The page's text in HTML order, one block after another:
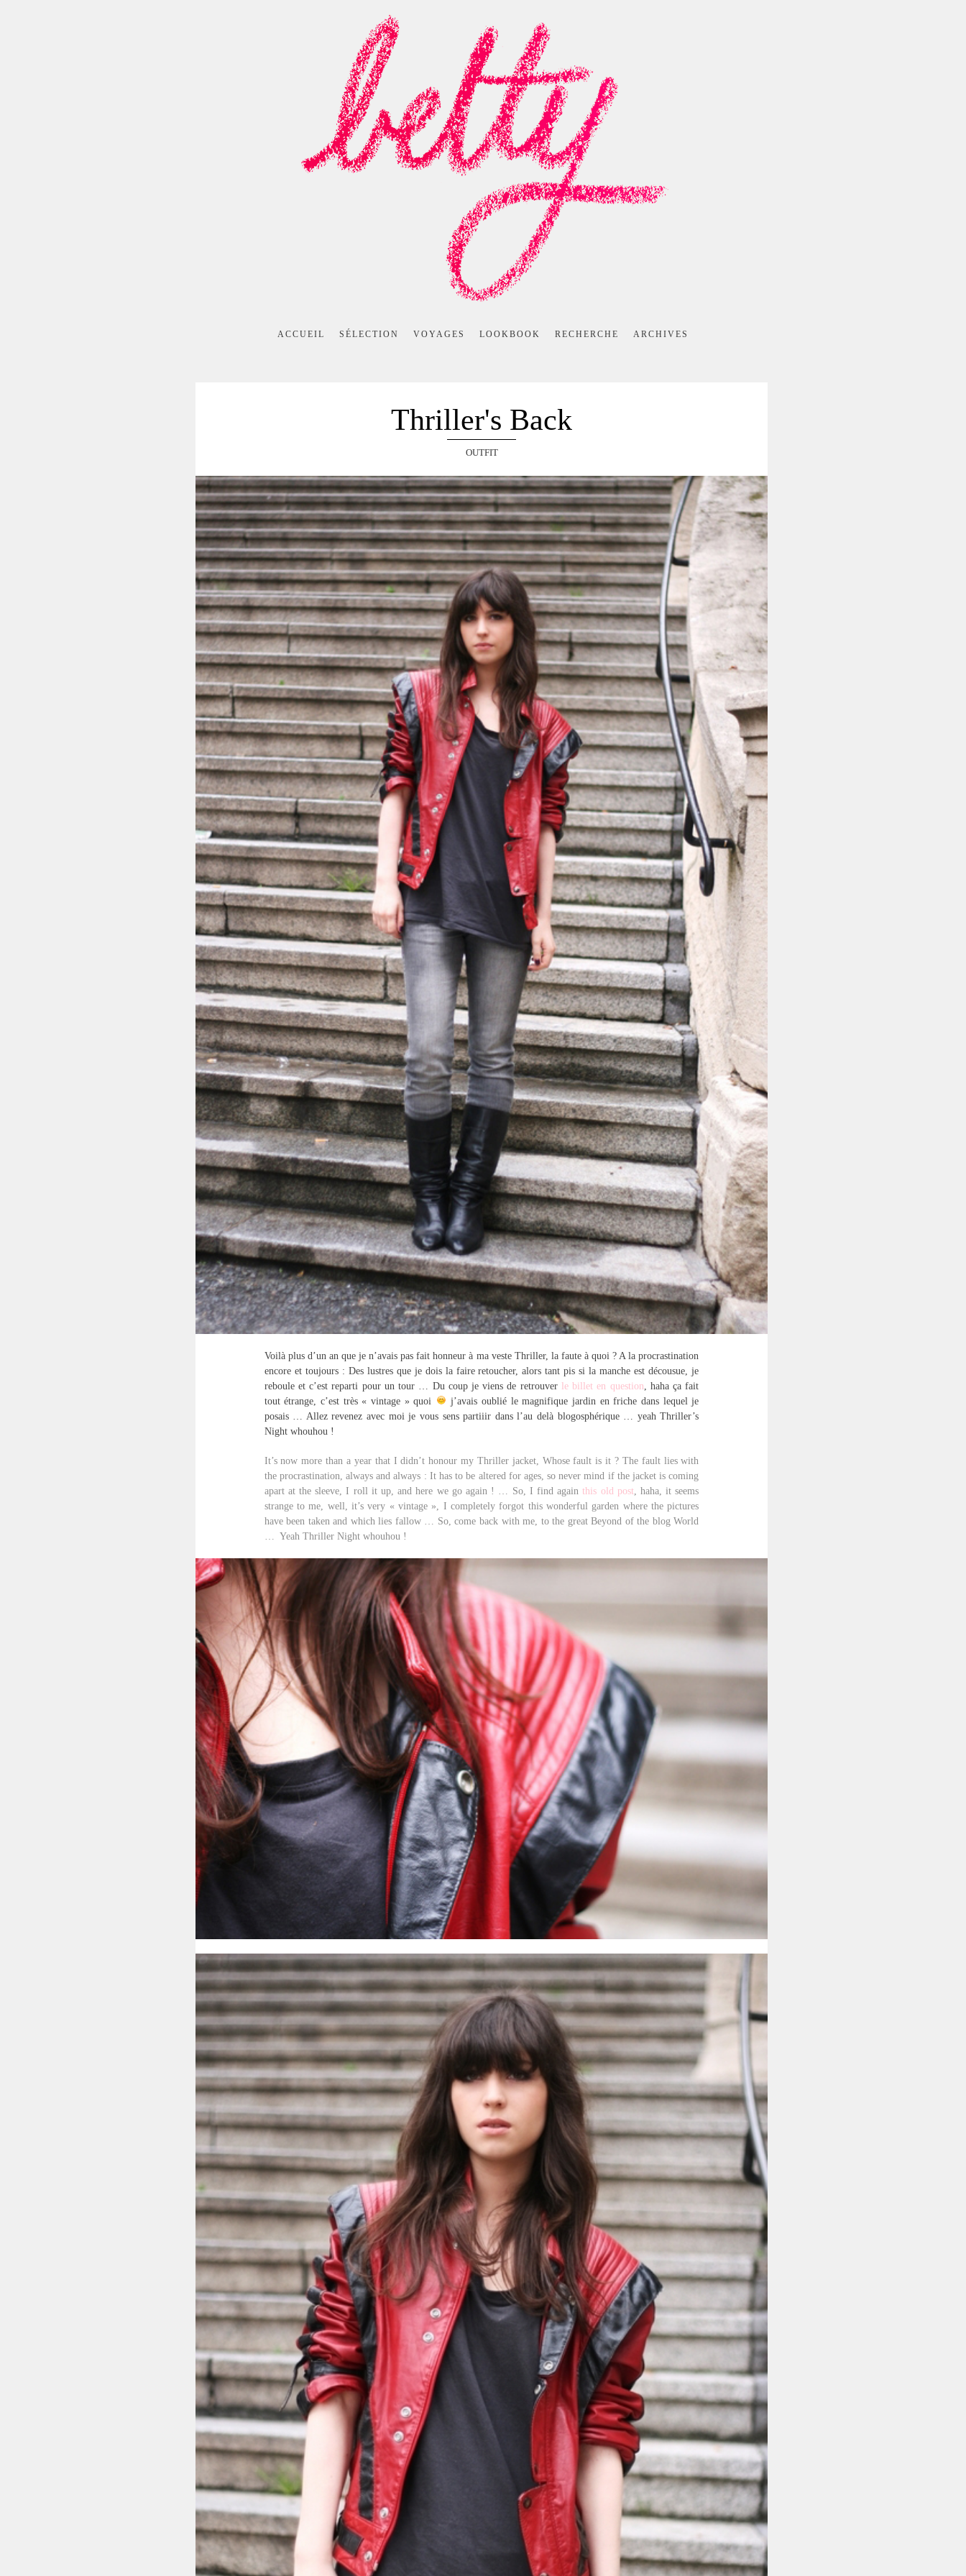
ACCUEIL SÉLECTION VOYAGES LOOKBOOK RECHERCHE ARCHIVES
Thriller's Back
OUTFIT
Voilà plus d’un an que je n’avais pas fait honneur à ma veste Thriller, la faute à quoi ? A la procrastination
encore et toujours : Des lustres que je dois la faire retoucher, alors tant pis si la manche est décousue, je
reboule et c’est reparti pour un tour … Du coup je viens de retrouver le billet en question, haha ça fait
tout étrange, c’est très « vintage » quoi
j’avais oublié le magnifique jardin en friche dans lequel je
posais … Allez revenez avec moi je vous sens partiiir dans l’au delà blogosphérique … yeah Thriller’s
Night whouhou !
It’s now more than a year that I didn’t honour my Thriller jacket, Whose fault is it ? The fault lies with
the procrastination, always and always : It has to be altered for ages, so never mind if the jacket is coming
apart at the sleeve, I roll it up, and here we go again ! … So, I find againthis old post, haha, it seems
strange to me, well, it’s very « vintage », I completely forgot this wonderful garden where the pictures
have been taken and which lies fallow … So, come back with me, to the great Beyond of the blog World
… Yeah Thriller Night whouhou !